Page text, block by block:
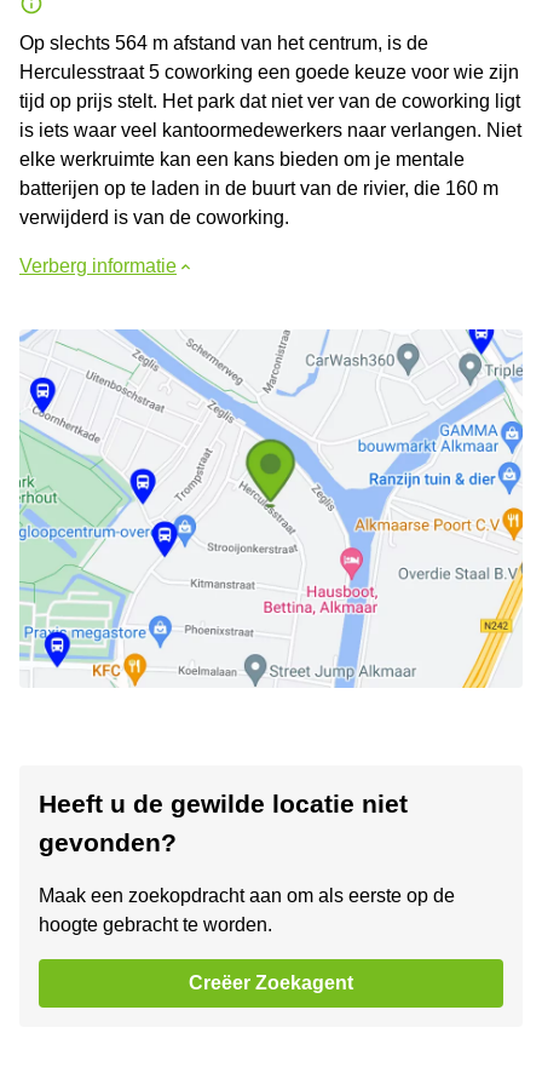
Op slechts 564 m afstand van het centrum, is de
Herculesstraat 5 coworking een goede keuze voor wie zijn
tijd op prijs stelt. Het park dat niet ver van de coworking ligt
is iets waar veel kantoormedewerkers naar verlangen. Niet
elke werkruimte kan een kans bieden om je mentale
batterijen op te laden in de buurt van de rivier, die 160 m
verwijderd is van de coworking.
Verberg informatie
Heeft u de gewilde locatie niet
gevonden?
Maak een zoekopdracht aan om als eerste op de
hoogte gebracht te worden.
Creëer Zoekagent